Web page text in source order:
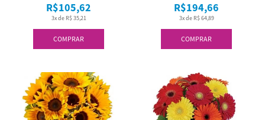
COMPRAR
3x de R$ 35,21
R$105,62
COMPRAR
3x de R$ 64,89
R$194,66